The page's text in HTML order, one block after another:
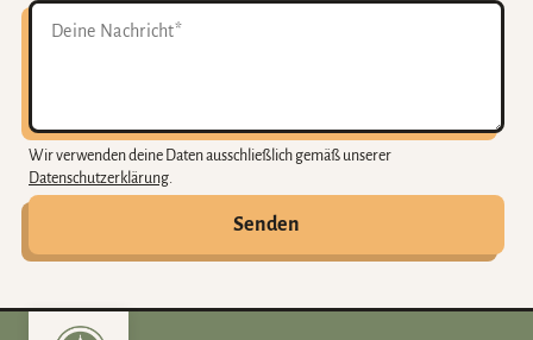
Wir verwenden deine Daten ausschließlich gemäß unserer
Datenschutzerklärung.
Senden